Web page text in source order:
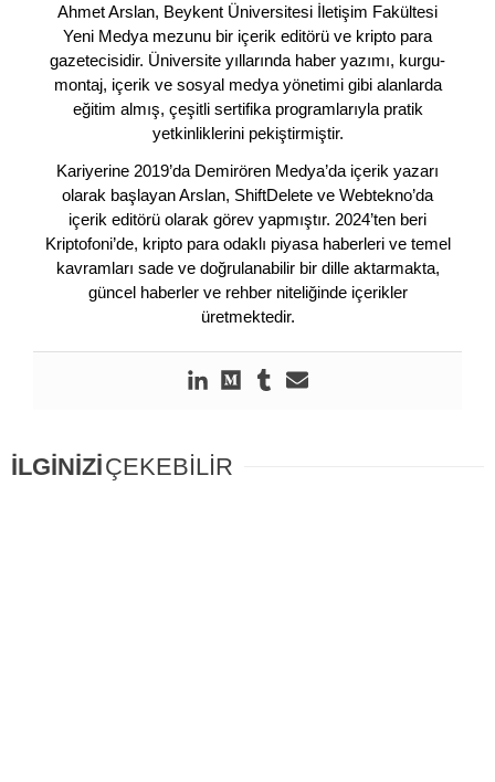
Ahmet Arslan, Beykent Üniversitesi İletişim Fakültesi
Yeni Medya mezunu bir içerik editörü ve kripto para
gazetecisidir. Üniversite yıllarında haber yazımı, kurgu-
montaj, içerik ve sosyal medya yönetimi gibi alanlarda
eğitim almış, çeşitli sertifika programlarıyla pratik
yetkinliklerini pekiştirmiştir.
Kariyerine 2019’da Demirören Medya’da içerik yazarı
olarak başlayan Arslan, ShiftDelete ve Webtekno’da
içerik editörü olarak görev yapmıştır. 2024’ten beri
Kriptofoni’de, kripto para odaklı piyasa haberleri ve temel
kavramları sade ve doğrulanabilir bir dille aktarmakta,
güncel haberler ve rehber niteliğinde içerikler
üretmektedir.
İLGİNİZİÇEKEBİLİR